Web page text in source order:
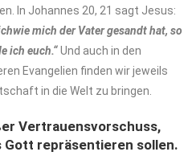
In Johannes 20, 21 sagt Jesus:
mich der Vater gesandt hat, so
ich euch.“Und auch in den
Evangelien finden wir jeweils
in die Welt zu bringen.
Vertrauensvorschuss,
Gott repräsentieren sollen.